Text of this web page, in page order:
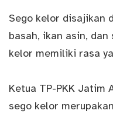
Sego kelor disajikan
basah, ikan asin, dan
kelor memiliki rasa
Ketua TP-PKK Jatim
sego kelor